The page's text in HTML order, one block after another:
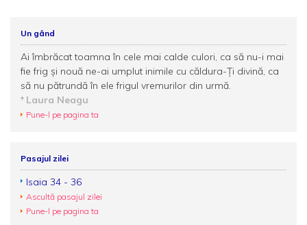
Un gând
Ai îmbrăcat toamna în cele mai calde culori, ca să nu-i mai
fie frig și nouă ne-ai umplut inimile cu căldura-Ți divină, ca
să nu pătrundă în ele frigul vremurilor din urmă.
Laura Neagu
Pune-l pe pagina ta
Pasajul zilei
Isaia 34 - 36
Ascultă pasajul zilei
Pune-l pe pagina ta